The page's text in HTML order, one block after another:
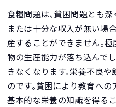
食糧問題は、貧困問題とも深
または十分な収入が無い場
産することができません。
物の生産能力が落ち込んで
きなくなります。栄養不良
のです。貧困により教育へ
基本的な栄養の知識を得る